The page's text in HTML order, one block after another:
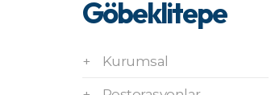
Göbeklitepe
+ Kurumsal